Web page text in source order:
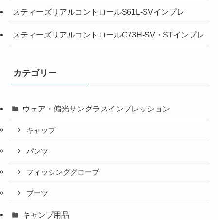
スティーズリアルコントロールS61L-SVインプレ
スティーズリアルコントロールC73H-SV・STインプレ
カテゴリー
ウェア・偏光サングラスインプレッション
キャップ
パンツ
フィッシンググローブ
ブーツ
キャンプ用品